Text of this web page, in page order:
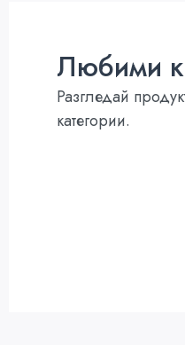
Любими
Разгледай
категории.